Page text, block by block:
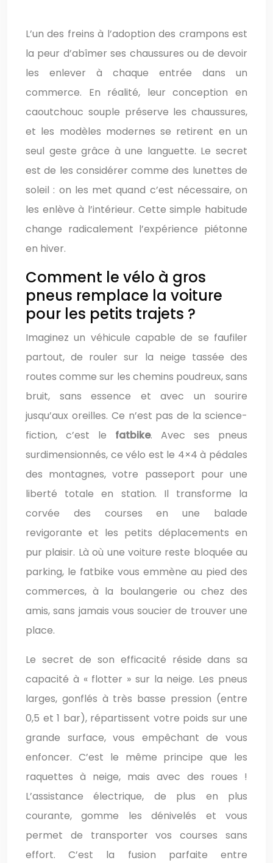
L’un des freins à l’adoption des crampons est
la peur d’abîmer ses chaussures ou de devoir
les enlever à chaque entrée dans un
commerce. En réalité, leur conception en
caoutchouc souple préserve les chaussures,
et les modèles modernes se retirent en un
seul geste grâce à une languette. Le secret
est de les considérer comme des lunettes de
soleil : on les met quand c’est nécessaire, on
les enlève à l’intérieur. Cette simple habitude
change radicalement l’expérience piétonne
en hiver.
Comment le vélo à gros
pneus remplace la voiture
pour les petits trajets ?
Imaginez un véhicule capable de se faufiler
partout, de rouler sur la neige tassée des
routes comme sur les chemins poudreux, sans
bruit, sans essence et avec un sourire
jusqu’aux oreilles. Ce n’est pas de la science-
fiction, c’est le fatbike. Avec ses pneus
surdimensionnés, ce vélo est le 4×4 à pédales
des montagnes, votre passeport pour une
liberté totale en station. Il transforme la
corvée des courses en une balade
revigorante et les petits déplacements en
pur plaisir. Là où une voiture reste bloquée au
parking, le fatbike vous emmène au pied des
commerces, à la boulangerie ou chez des
amis, sans jamais vous soucier de trouver une
place.
Le secret de son efficacité réside dans sa
capacité à « flotter » sur la neige. Les pneus
larges, gonflés à très basse pression (entre
0,5 et 1 bar), répartissent votre poids sur une
grande surface, vous empêchant de vous
enfoncer. C’est le même principe que les
raquettes à neige, mais avec des roues !
L’assistance électrique, de plus en plus
courante, gomme les dénivelés et vous
permet de transporter vos courses sans
effort. C’est la fusion parfaite entre